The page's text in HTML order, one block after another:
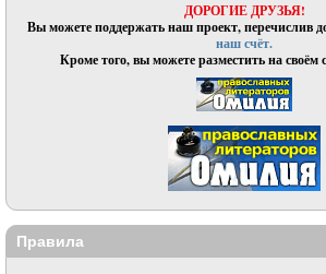
ДОРОГИЕ ДРУЗЬЯ!
Вы можете поддержать наш проект, перечислив
наш счёт.
Кроме того, вы можете разместить на своём
Правила